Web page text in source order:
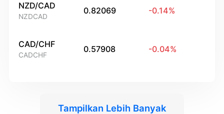
NZD/CAD
NZDCAD
0.82069 -0.14%
CAD/CHF
CADCHF
0.57908 -0.04%
Tampilkan Lebih Banyak